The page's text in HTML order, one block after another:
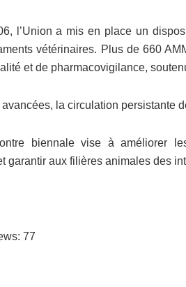
l’Union a mis en place un
vétérinaires. Plus de 660
et de pharmacovigilance,
avancées, la circulation persistante
biennale vise à améliorer
garantir aux filières animales des
77